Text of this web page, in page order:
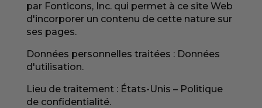
par Fonticons, Inc. qui permet à ce site Web
d'incorporer un contenu de cette nature sur
ses pages.
Données personnelles traitées : Données
d'utilisation.
Lieu de traitement : États-Unis – Politique
de confidentialité.